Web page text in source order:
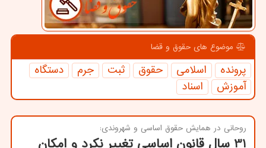
موضوع های حقوق و قضا
پرونده اسلامی حقوق ثبت جرم
دستگاه
آموزش
اسناد
روحانی در همایش حقوق اساسی و شهروندی:
31 سال قانون اساسی تغییر نكرد و امكان